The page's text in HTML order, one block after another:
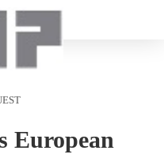
European